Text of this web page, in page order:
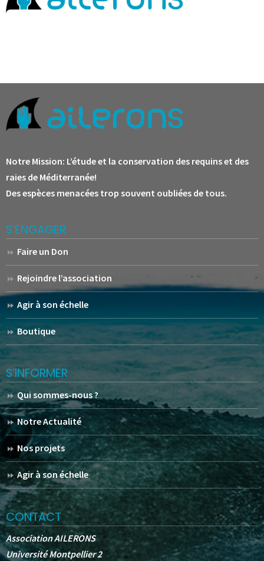
Notre Mission: L’étude et la conservation des requins et des
raies de Méditerranée!
Des espèces menacées trop souvent oubliées de tous.
S’ENGAGER
Faire un Don
Rejoindre l’association
Agir à son échelle
Boutique
S’INFORMER
Qui sommes-nous ?
Notre Actualité
Nos projets
Agir à son échelle
CONTACT
Association AILERONS
Université Montpellier 2